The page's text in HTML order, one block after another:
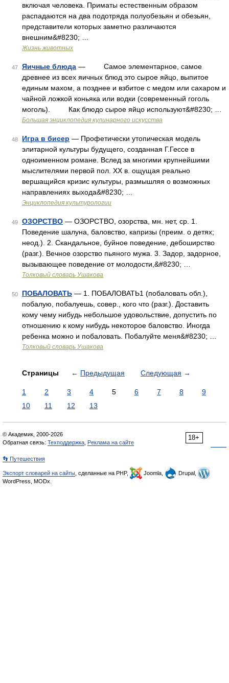
включая человека. Приматы естественным образом
распадаются на два подотряда полуобезьян и обезьян,
представители которых заметно различаются
внешним&#8230; …
Жизнь животных
47 Яичные блюда — Самое элементарное, самое
древнее из всех яичных блюд это сырое яйцо, выпитое
единым махом, а позднее и взбитое с медом или сахаром и
чайной ложкой коньяка или водки (современный гоголь
моголь). Как блюдо сырое яйцо используют&#8230; …
Большая энциклопедия кулинарного искусства
48 Игра в бисер — Профетически утопическая модель
элитарной культуры будущего, созданная Г.Гессе в
одноименном романе. Вслед за многими крупнейшими
мыслителями первой пол. XX в. ощущая реально
вершащийся кризис культуры, размышляя о возможных
направлениях выхода&#8230; …
Энциклопедия культурологии
49 ОЗОРСТВО — ОЗОРСТВО, озорства, мн. нет, ср. 1.
Поведение шалуна, баловство, капризы (преим. о детях;
неод.). 2. Скандальное, буйное поведение, дебоширство
(разг.). Вечное озорство пьяного мужа. 3. Задор, задорное,
вызывающее поведение от молодости,&#8230; …
Толковый словарь Ушакова
50 ПОБАЛОВАТЬ — 1. ПОБАЛОВАТЬ1 (побаловать обл.),
побалую, побалуешь, совер., кого что (разг.). Доставить
кому чему нибудь небольшое удовольствие, допустить по
отношению к кому нибудь некоторое баловство. Иногда
ребенка можно и побаловать. Побалуйте меня&#8230; …
Толковый словарь Ушакова
Страницы ← Предыдущая Следующая →
1 2 3 4 5 6 7 8
9
10
11 12 13
18+
© Академик, 2000-2026
Обратная связь: Техподдержка Реклама на сайте
👣 Путешествия
Экспорт словарей на сайты , сделанные на PHP, Joomla,
Drupal,
WordPress, MODx.